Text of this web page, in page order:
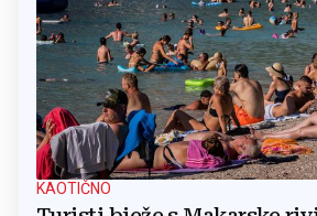
KAOTIČNO